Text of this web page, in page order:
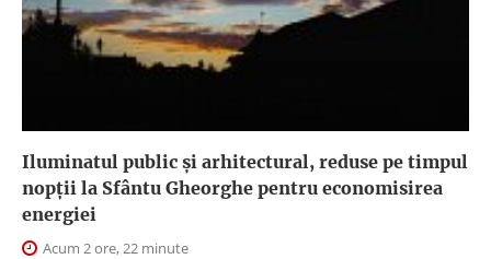
Iluminatul public şi arhitectural, reduse pe timpul
nopţii la Sfântu Gheorghe pentru economisirea
energiei
Acum 2 ore, 22 minute